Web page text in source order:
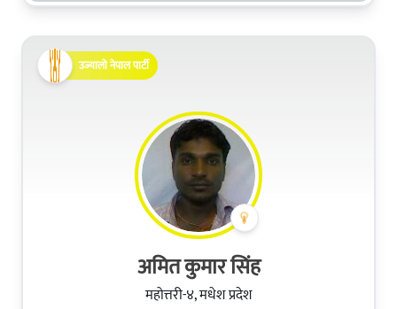
उज्यालो नेपाल पार्टी
अमित कुमार सिंह
महोत्तरी-४, मधेश प्रदेश